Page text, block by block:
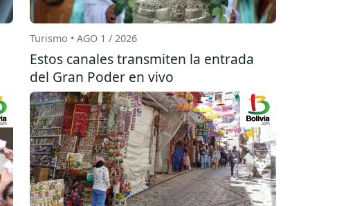
Turismo • AGO 1 / 2026
Estos canales transmiten la entrada
del Gran Poder en vivo